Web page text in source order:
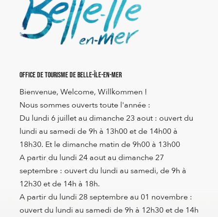
Office de Tourisme de Belle-Île-en-Mer
Bienvenue, Welcome, Willkommen !
Nous sommes ouverts toute l'année :
Du lundi 6 juillet au dimanche 23 aout : ouvert du
lundi au samedi de 9h à 13h00 et de 14h00 à
18h30. Et le dimanche matin de 9h00 à 13h00
A partir du lundi 24 aout au dimanche 27
septembre : ouvert du lundi au samedi, de 9h à
12h30 et de 14h à 18h.
A partir du lundi 28 septembre au 01 novembre :
ouvert du lundi au samedi de 9h à 12h30 et de 14h